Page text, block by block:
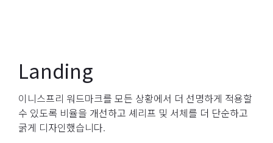
Landing
이니스프리 워드마크를 모든 상황에서 더 선명하게 적용할
수 있도록 비율을 개선하고 셰리프 및 서체를 더 단순하고
굵게 디자인했습니다.